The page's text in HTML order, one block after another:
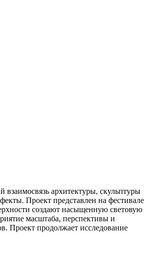
архитектуры, скульптуры
Проект представлен на фестивале
создают насыщенную световую
масштаба, перспективы и
Проект продолжает исследование